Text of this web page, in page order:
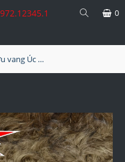
0
Rươu vang Úc 19 Crimes - 19 Tội Ác Shiraz